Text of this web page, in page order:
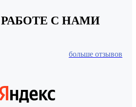
С НАМИ
больше отзывов